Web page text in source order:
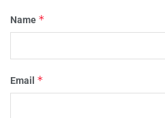
Name *
Email *